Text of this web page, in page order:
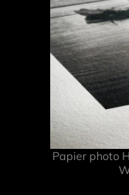
Papier photo